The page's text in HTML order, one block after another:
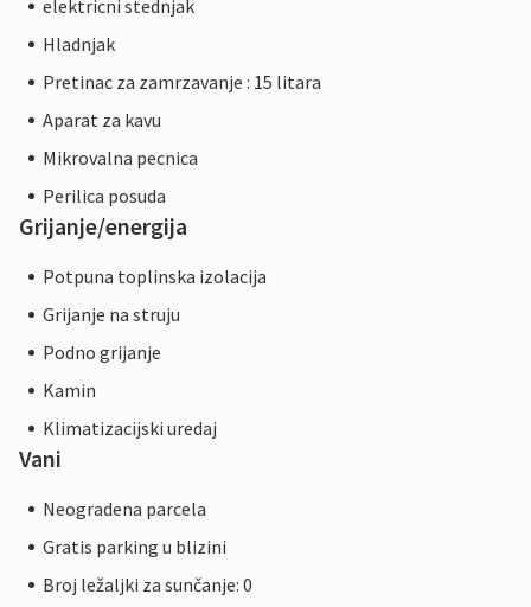
elektricni stednjak
Hladnjak
Pretinac za zamrzavanje : 15 litara
Aparat za kavu
Mikrovalna pecnica
Perilica posuda
Grijanje/energija
Potpuna toplinska izolacija
Grijanje na struju
Podno grijanje
Kamin
Klimatizacijski uredaj
Vani
Neogradena parcela
Gratis parking u blizini
Broj ležaljki za sunčanje: 0